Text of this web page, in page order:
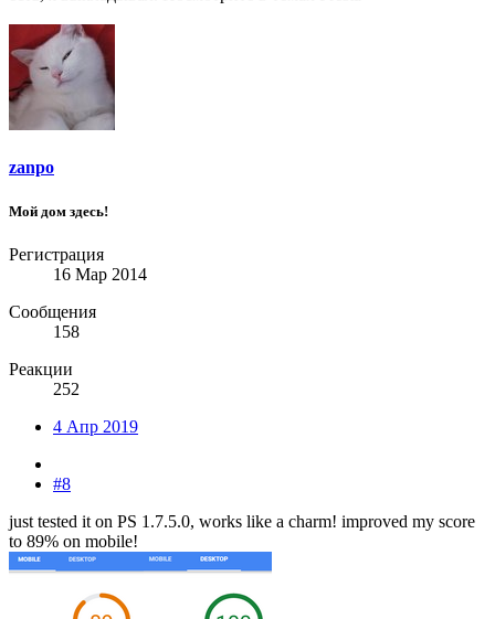
zanpo
Мой дом здесь!
Регистрация
16 Мар 2014
Сообщения
158
Реакции
252
4 Апр 2019
#8
just tested it on PS 1.7.5.0, works like a charm! improved my score
to 89% on mobile!